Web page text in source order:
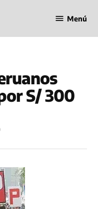
Menú
S/ 300